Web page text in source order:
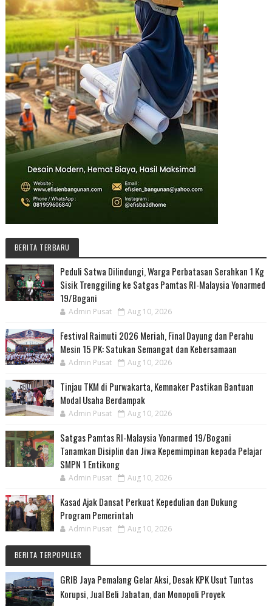
BERITA TERBARU
Peduli Satwa Dilindungi, Warga Perbatasan Serahkan 1 Kg
Sisik Trenggiling ke Satgas Pamtas RI-Malaysia Yonarmed
19/Bogani
Admin Pusat Aug 10, 2026
Festival Raimuti 2026 Meriah, Final Dayung dan Perahu
Mesin 15 PK: Satukan Semangat dan Kebersamaan
Admin Pusat Aug 10, 2026
Tinjau TKM di Purwakarta, Kemnaker Pastikan Bantuan
Modal Usaha Berdampak
Admin Pusat Aug 10, 2026
Satgas Pamtas RI-Malaysia Yonarmed 19/Bogani
Tanamkan Disiplin dan Jiwa Kepemimpinan kepada Pelajar
SMPN 1 Entikong
Admin Pusat Aug 10, 2026
Kasad Ajak Dansat Perkuat Kepedulian dan Dukung
Program Pemerintah
Admin Pusat Aug 10, 2026
BERITA TERPOPULER
GRIB Jaya Pemalang Gelar Aksi, Desak KPK Usut Tuntas
Korupsi, Jual Beli Jabatan, dan Monopoli Proyek